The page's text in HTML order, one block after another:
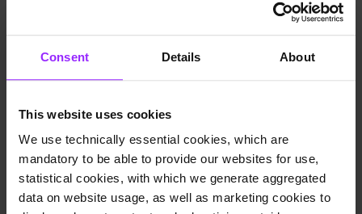
Consent Details About
This website uses cookies
We use technically essential cookies, which are
mandatory to be able to provide our websites for use,
statistical cookies, with which we generate aggregated
data on website usage, as well as marketing cookies to
Tarifs
Pourquoi Lucanet
À propos de nous
Centre d'innovation
Centre de confiance
Nous contacter
Tarifs
Demander une démo
Accueil